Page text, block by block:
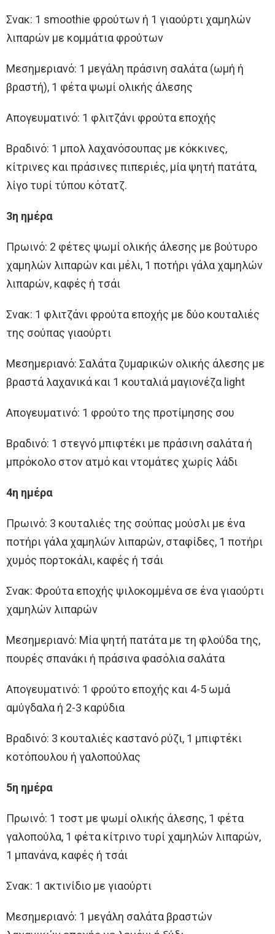
Σνακ: 1 smoothie φρούτων ή 1 γιαούρτι χαμηλών
λιπαρών με κομμάτια φρούτων
Μεσημεριανό: 1 μεγάλη πράσινη σαλάτα (ωμή ή
βραστή), 1 φέτα ψωμί ολικής άλεσης
Απογευματινό: 1 φλιτζάνι φρούτα εποχής
Βραδινό: 1 μπολ λαχανόσουπας με κόκκινες,
κίτρινες και πράσινες πιπεριές, μία ψητή πατάτα,
λίγο τυρί τύπου κότατζ.
3η ημέρα
Πρωινό: 2 φέτες ψωμί ολικής άλεσης με βούτυρο
χαμηλών λιπαρών και μέλι, 1 ποτήρι γάλα χαμηλών
λιπαρών, καφές ή τσάι
Σνακ: 1 φλιτζάνι φρούτα εποχής με δύο κουταλιές
της σούπας γιαούρτι
Μεσημεριανό: Σαλάτα ζυμαρικών ολικής άλεσης με
βραστά λαχανικά και 1 κουταλιά μαγιονέζα light
Απογευματινό: 1 φρούτο της προτίμησης σου
Βραδινό: 1 στεγνό μπιφτέκι με πράσινη σαλάτα ή
μπρόκολο στον ατμό και ντομάτες χωρίς λάδι
4η ημέρα
Πρωινό: 3 κουταλιές της σούπας μούσλι με ένα
ποτήρι γάλα χαμηλών λιπαρών, σταφίδες, 1 ποτήρι
χυμός πορτοκάλι, καφές ή τσάι
Σνακ: Φρούτα εποχής ψιλοκομμένα σε ένα γιαούρτι
χαμηλών λιπαρών
Μεσημεριανό: Μία ψητή πατάτα με τη φλούδα της,
πουρές σπανάκι ή πράσινα φασόλια σαλάτα
Απογευματινό: 1 φρούτο εποχής και 4-5 ωμά
αμύγδαλα ή 2-3 καρύδια
Βραδινό: 3 κουταλιές καστανό ρύζι, 1 μπιφτέκι
κοτόπουλου ή γαλοπούλας
5η ημέρα
Πρωινό: 1 τοστ με ψωμί ολικής άλεσης, 1 φέτα
γαλοπούλα, 1 φέτα κίτρινο τυρί χαμηλών λιπαρών,
1 μπανάνα, καφές ή τσάι
Σνακ: 1 ακτινίδιο με γιαούρτι
Μεσημεριανό: 1 μεγάλη σαλάτα βραστών